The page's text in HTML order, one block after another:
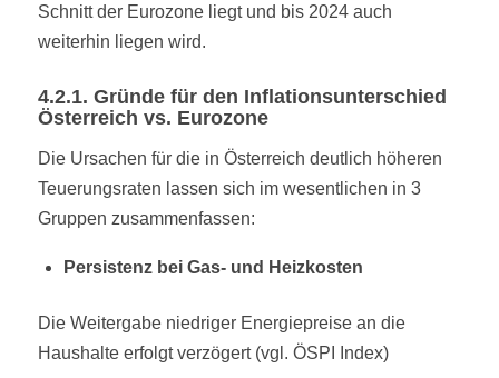
Schnitt der Eurozone liegt und bis 2024 auch
weiterhin liegen wird.
4.2.1. Gründe für den Inflationsunterschied
Österreich vs. Eurozone
Die Ursachen für die in Österreich deutlich höheren
Teuerungsraten lassen sich im wesentlichen in 3
Gruppen zusammenfassen:
Persistenz bei Gas- und Heizkosten
Die Weitergabe niedriger Energiepreise an die
Haushalte erfolgt verzögert (vgl. ÖSPI Index)